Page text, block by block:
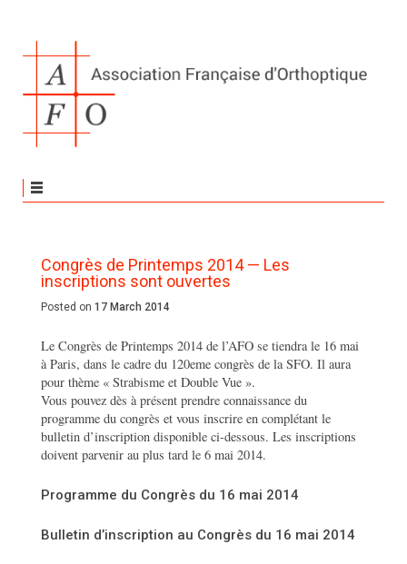
Congrès de Printemps 2014 — Les
inscriptions sont ouvertes
Posted on 17 March 2014
Le Congrès de Printemps 2014 de l’AFO se tiendra le 16 mai
à Paris, dans le cadre du 120eme congrès de la SFO. Il aura
pour thème « Strabisme et Double Vue ».
Vous pouvez dès à présent prendre connaissance du
programme du congrès et vous inscrire en complétant le
bulletin d’inscription disponible ci-dessous. Les inscriptions
doivent parvenir au plus tard le 6 mai 2014.
Programme du Congrès du 16 mai 2014
Bulletin d’inscription au Congrès du 16 mai 2014